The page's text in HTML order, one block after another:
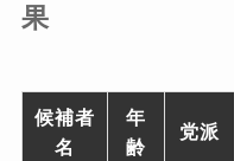
果
候補者
名
年
齢
党派